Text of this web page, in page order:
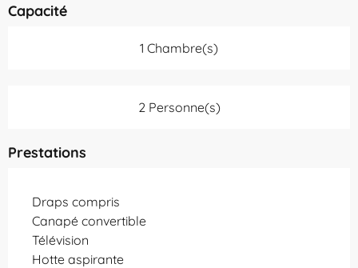
Capacité
1 Chambre(s)
2 Personne(s)
Prestations
Draps compris
Canapé convertible
Télévision
Hotte aspirante